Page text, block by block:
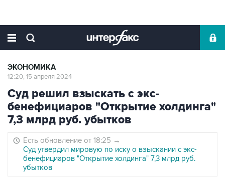
ЭКОНОМИКА
12:20, 15 апреля 2024
Суд решил взыскать с экс-
бенефициаров "Открытие холдинга"
7,3 млрд руб. убытков
Есть обновление от 18:25 →
Суд утвердил мировую по иску о взыскании с экс-
бенефициаров "Открытие холдинга" 7,3 млрд руб.
убытков